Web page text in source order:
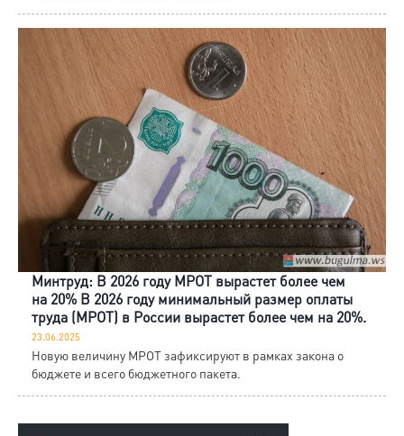
Минтруд: В 2026 году МРОТ вырастет более чем
на 20% В 2026 году минимальный размер оплаты
труда (МРОТ) в России вырастет более чем на 20%.
23.06.2025
Новую величину МРОТ зафиксируют в рамках закона о
бюджете и всего бюджетного пакета.